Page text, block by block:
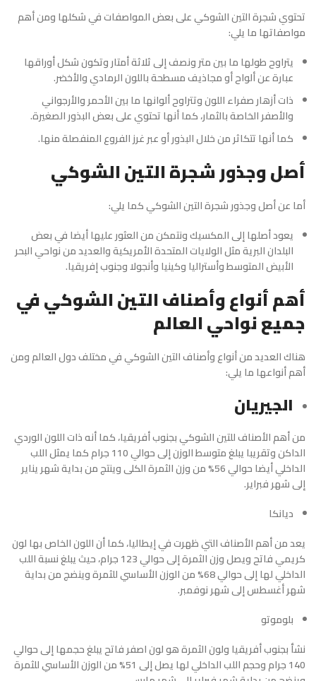
تحتويشجرة التين الشوكيعلى بعض المواصفات في شكلها ومن أهم
مواصفاتها ما يلي:
يتراوح طولها ما بين متر ونصف إلى ثلاثة أمتار وتكون شكل أوراقها
عبارة عن ألواح أو مجاذيف مسطحة باللون الرمادي والأخضر.
ذات أزهار صفراء اللون وتتراوح ألوانها ما بين الأحمر والأرجواني
والأصفر الخاصة بالثمار، كما أنها تحتوي على بعض البذور الصغيرة.
كما أنها تتكاثر من خلال البذور أو عبر غرز الفروع المنفصلة منها.
أصل وجذور شجرة التين الشوكي
أما عن أصل وجذورشجرة التين الشوكيكما يلي:
يعود أصلها إلى المكسيك ونتمكن من العثور عليها أيضا في بعض
البلدان البرية مثل الولايات المتحدة الأمريكية والعديد من نواحي البحر
الأبيض المتوسط وأستراليا وكينيا وأنجولا وجنوب إفريقيا.
أهم أنواع وأصناف التين الشوكي في
جميع نواحي العالم
هناك العديد من أنواع وأصناف التين الشوكي في مختلف دول العالم ومن
أهم أنواعها ما يلي:
الجيريان
من أهم الأصناف للتين الشوكي بجنوب أفريقيا، كما أنه ذات اللون الوردي
الداكن وتقريبا يبلغ متوسط الوزن إلى حوالي 110 جرام كما يمثل اللب
الداخلي أيضا حوالي 56% من وزن الثمرة الكلى وينتج من بداية شهر يناير
إلى شهر فبراير.
ديانكا
يعد من أهم الأصناف التي ظهرت في إيطاليا، كما أن اللون الخاص بها لون
كريمي فاتح ويصل وزن الثمرة إلى حوالي 123 جرام، حيث يبلغ نسبة اللب
الداخلي لها إلى حوالي 68% من الوزن الأساسي للثمرة وينضج من بداية
شهر أغسطس إلى شهر نوفمبر.
بلوموتو
نشأ بجنوب أفريقيا ولون الثمرة هو لون اصفر فاتح يبلغ حجمها إلى حوالي
140 جرام وحجم اللب الداخلي لها يصل إلى 51% من الوزن الأساسي للثمرة